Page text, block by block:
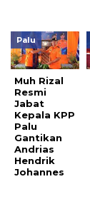
Palu
Muh Rizal
Resmi
Jabat
Kepala KPP
Palu
Gantikan
Andrias
Hendrik
Johannes